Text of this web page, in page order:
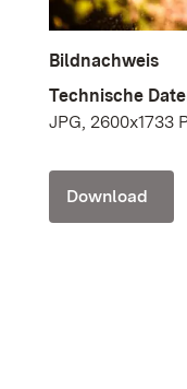
Bildnachweis
Technische
JPG, 2600x1733
Download